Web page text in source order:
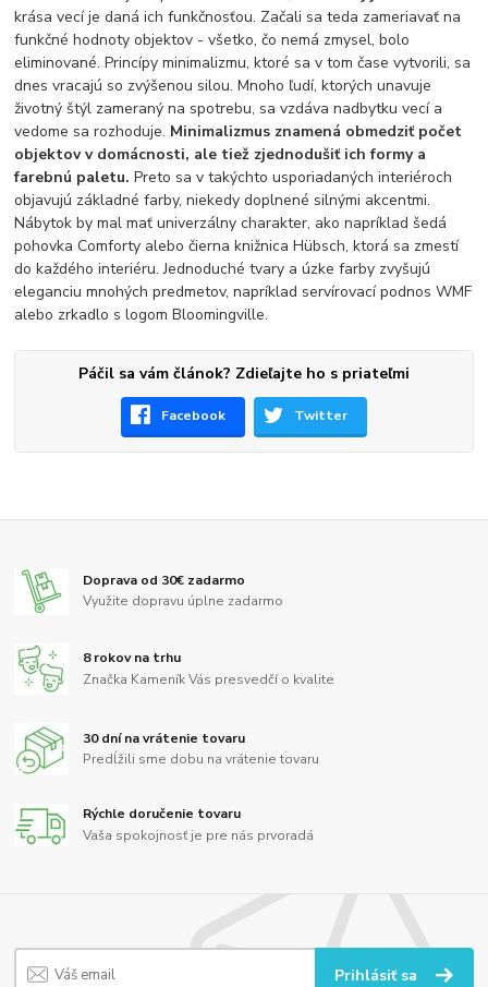
krása vecí je daná ich funkčnosťou. Začali sa teda zameriavať na
funkčné hodnoty objektov - všetko, čo nemá zmysel, bolo
eliminované. Princípy minimalizmu, ktoré sa v tom čase vytvorili, sa
dnes vracajú so zvýšenou silou. Mnoho ľudí, ktorých unavuje
životný štýl zameraný na spotrebu, sa vzdáva nadbytku vecí a
vedome sa rozhoduje. Minimalizmus znamená obmedziť počet
objektov v domácnosti, ale tiež zjednodušiť ich formy a
farebnú paletu.Preto sa v takýchto usporiadaných interiéroch
objavujú základné farby, niekedy doplnené silnými akcentmi.
Nábytok by mal mať univerzálny charakter, ako napríklad šedá
pohovka Comforty alebo čierna knižnica Hübsch, ktorá sa zmestí
do každého interiéru. Jednoduché tvary a úzke farby zvyšujú
eleganciu mnohých predmetov, napríklad servírovací podnos WMF
alebo zrkadlo s logom Bloomingville.
Páčil sa vám článok? Zdieľajte ho s priateľmi
Facebook Twitter
Doprava od 30€ zadarmo
Využite dopravu úplne zadarmo
8 rokov na trhu
Značka Kameník Vás presvedčí o kvalite
30 dní na vrátenie tovaru
Predĺžili sme dobu na vrátenie tovaru
Rýchle doručenie tovaru
Vaša spokojnosť je pre nás prvoradá
Prihlásiť sa